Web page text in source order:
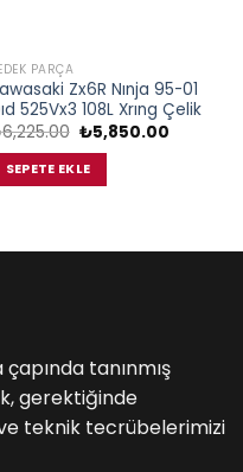
PARÇA
Zx6R Nınja 95-01
525Vx3 108L Xrıng Çelik
6,225.00 Orijinal
fiyat:
₺6,225.00.
₺5,850.00Şu
SEPETE EKLE
tanınmış
gerektiğinde
teknik tecrübelerimizi